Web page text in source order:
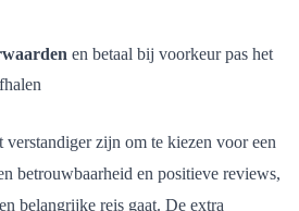
en betaal bij voorkeur pas het
zijn om te kiezen voor een
betrouwbaarheid en positieve reviews,
belangrijke reis gaat. De extra